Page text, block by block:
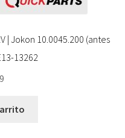
| Jokon 10.0045.200 (antes
13262